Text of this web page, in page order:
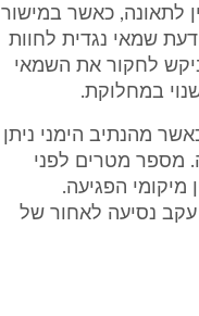
לתאונה, כאשר במישור
שמאי נגדית לחוות
לחקור את השמאי
במחלוקת.
מהנתיב הימני ניתן
מספר מטרים לפני
מיקומי הפגיעה.
עקב נסיעה לאחור של